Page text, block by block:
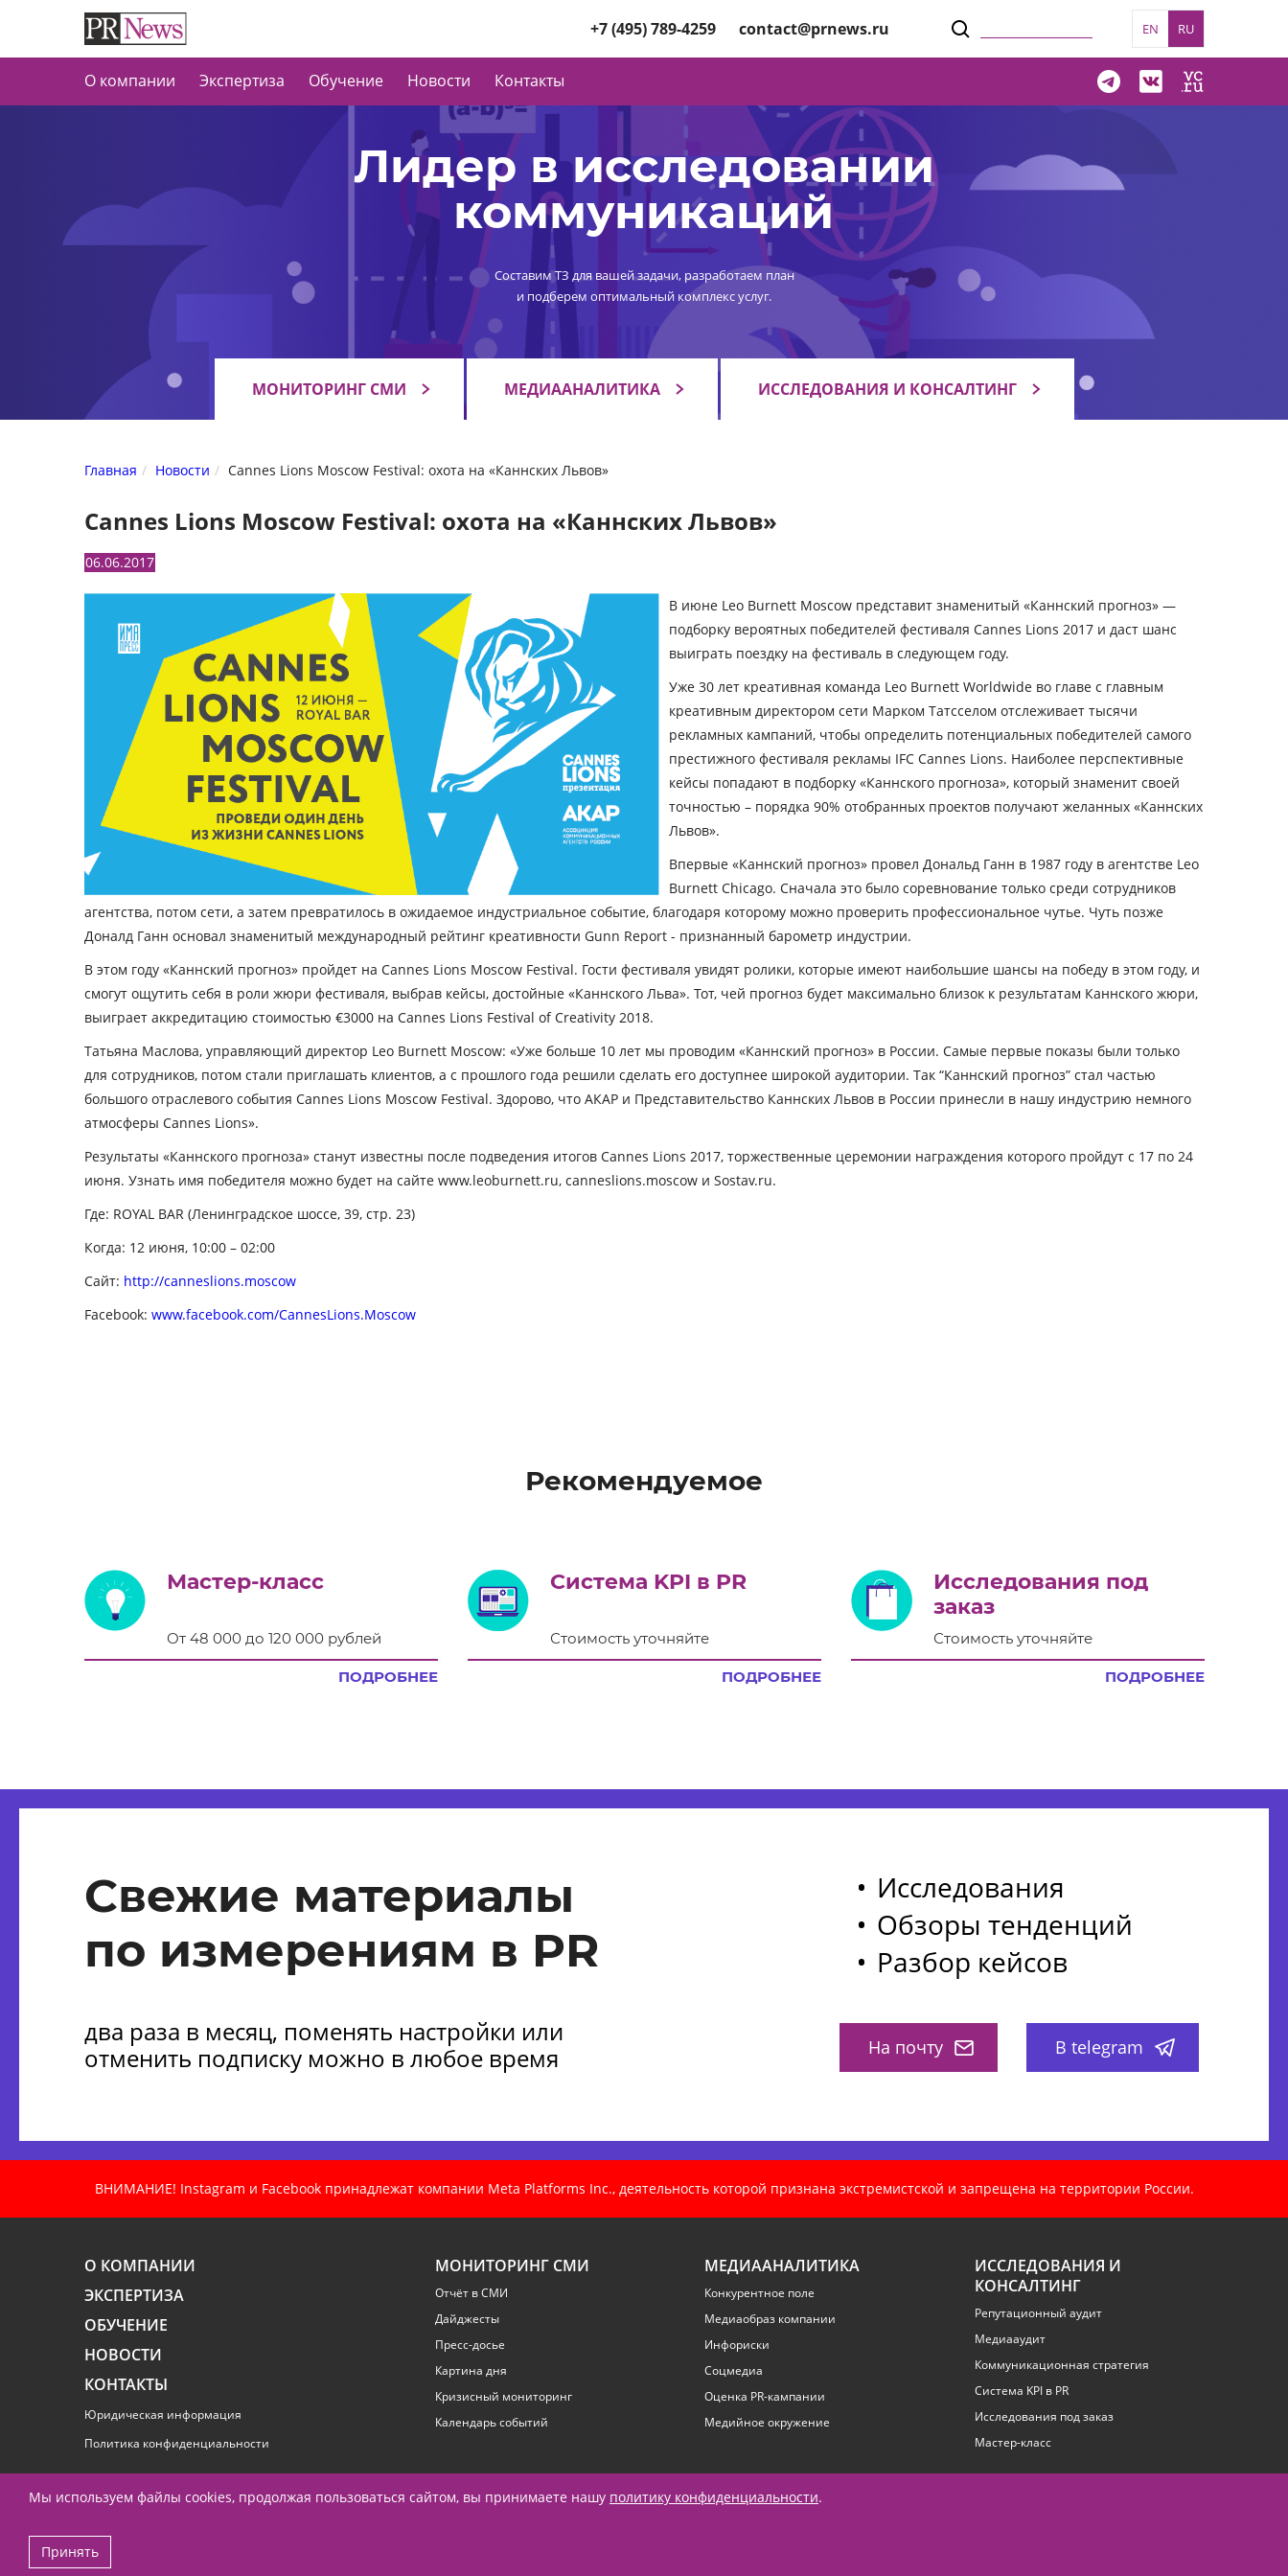
+7 (495) 789-4259 contact@prnews.ru EN RU
О компании Экспертиза Обучение Новости Контакты
Лидер в исследовании
коммуникаций
Составим ТЗ для вашей задачи, разработаем план
и подберем оптимальный комплекс услуг.
МОНИТОРИНГ СМИ МЕДИААНАЛИТИКА ИССЛЕДОВАНИЯ И КОНСАЛТИНГ
Главная Новости Cannes Lions Moscow Festival: охота на «Каннских Львов»
Cannes Lions Moscow Festival: охота на «Каннских Львов»
06.06.2017
В июне Leo Burnett Moscow представит знаменитый «Каннский прогноз» —
подборку вероятных победителей фестиваля Cannes Lions 2017 и даст шанс
выиграть поездку на фестиваль в следующем году.
Уже 30 лет креативная команда Leo Burnett Worldwide во главе с главным
креативным директором сети Марком Татсселом отслеживает тысячи
рекламных кампаний, чтобы определить потенциальных победителей самого
престижного фестиваля рекламы IFC Cannes Lions. Наиболее перспективные
кейсы попадают в подборку «Каннского прогноза», который знаменит своей
точностью – порядка 90% отобранных проектов получают желанных «Каннских
Львов».
Впервые «Каннский прогноз» провел Дональд Ганн в 1987 году в агентстве Leo
Burnett Chicago. Сначала это было соревнование только среди сотрудников
агентства, потом сети, а затем превратилось в ожидаемое индустриальное событие, благодаря которому можно проверить профессиональное чутье. Чуть позже
Доналд Ганн основал знаменитый международный рейтинг креативности Gunn Report - признанный барометр индустрии.
В этом году «Каннский прогноз» пройдет на Cannes Lions Moscow Festival. Гости фестиваля увидят ролики, которые имеют наибольшие шансы на победу в этом году, и
смогут ощутить себя в роли жюри фестиваля, выбрав кейсы, достойные «Каннского Льва». Тот, чей прогноз будет максимально близок к результатам Каннского жюри,
выиграет аккредитацию стоимостью €3000 на Cannes Lions Festival of Creativity 2018.
Татьяна Маслова, управляющий директор Leo Burnett Moscow: «Уже больше 10 лет мы проводим «Каннский прогноз» в России. Самые первые показы были только
для сотрудников, потом стали приглашать клиентов, а с прошлого года решили сделать его доступнее широкой аудитории. Так “Каннский прогноз” стал частью
большого отраслевого события Cannes Lions Moscow Festival. Здорово, что АКАР и Представительство Каннских Львов в России принесли в нашу индустрию немного
атмосферы Cannes Lions».
Результаты «Каннского прогноза» станут известны после подведения итогов Cannes Lions 2017, торжественные церемонии награждения которого пройдут с 17 по 24
июня. Узнать имя победителя можно будет на сайте www.leoburnett.ru, canneslions.moscow и Sostav.ru.
Где: ROYAL BAR (Ленинградское шоссе, 39, стр. 23)
Когда: 12 июня, 10:00 – 02:00
Сайт: http://canneslions.moscow
Facebook: www.facebook.com/CannesLions.Moscow
Рекомендуемое
Мастер-класс
От 48 000 до 120 000 рублей
ПОДРОБНЕЕ
Система KPI в PR
Стоимость уточняйте
ПОДРОБНЕЕ
Исследования под
заказ
Стоимость уточняйте
ПОДРОБНЕЕ
Свежие материалы
по измерениям в PR
два раза в месяц, поменять настройки или
отменить подписку можно в любое время
Исследования
Обзоры тенденций
Разбор кейсов
На почту В telegram
ВНИМАНИЕ! Instagram и Facebook принадлежат компании Meta Platforms Inc., деятельность которой признана экстремистской и запрещена на территории России.
О КОМПАНИИ
ЭКСПЕРТИЗА
ОБУЧЕНИЕ
НОВОСТИ
КОНТАКТЫ
Юридическая информация
Политика конфиденциальности
МОНИТОРИНГ СМИ
Отчёт в СМИ
Дайджесты
Пресс-досье
Картина дня
Кризисный мониторинг
Календарь событий
МЕДИААНАЛИТИКА
Конкурентное поле
Медиаобраз компании
Инфориски
Соцмедиа
Оценка PR-кампании
Медийное окружение
ИССЛЕДОВАНИЯ И
КОНСАЛТИНГ
Репутационный аудит
Медиааудит
Коммуникационная стратегия
Система KPI в PR
Исследования под заказ
Мастер-класс
© 1995-2026 ООО «ПиАрНьюс Партнерс»
Мы используем файлы cookies, продолжая пользоваться сайтом, вы принимаете нашу политику конфиденциальности.
Принять